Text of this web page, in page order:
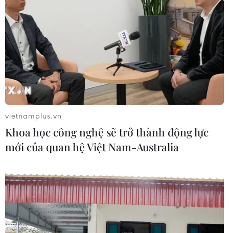
vietnamplus.vn
Khoa học công nghệ sẽ trở thành động lực
mới của quan hệ Việt Nam-Australia